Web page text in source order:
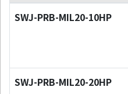
SWJ-PRB-MIL20-10HP
SWJ-PRB-MIL20-20HP